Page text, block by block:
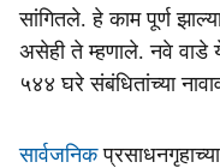
r
e
सांगितले. हे काम पूर्ण
असेही ते म्हणाले. नवे वाडे
५४४ घरे संबंधितांच्या
सार्वजनिक